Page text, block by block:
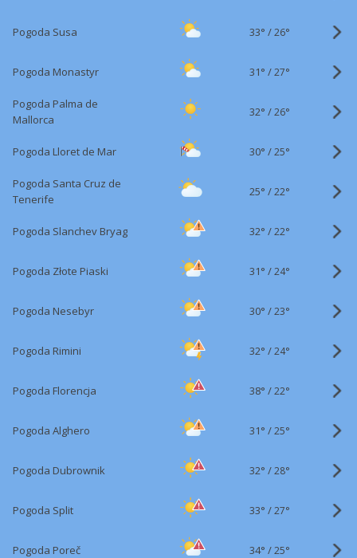
Pogoda Susa 33° /26°
Pogoda Monastyr 31° /27°
Pogoda Palma de
Mallorca
32° /26°
Pogoda Lloret de Mar 30° /25°
Pogoda Santa Cruz de
Tenerife
25° /22°
Pogoda Slanchev Bryag 32° /22°
Pogoda Złote Piaski 31° /24°
Pogoda Nesebyr 30° /23°
Pogoda Rimini 32° /24°
Pogoda Florencja 38° /22°
Pogoda Alghero 31° /25°
Pogoda Dubrownik 32° /28°
Pogoda Split 33° /27°
Pogoda Poreč 34° /25°